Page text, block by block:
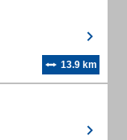
13.9 km